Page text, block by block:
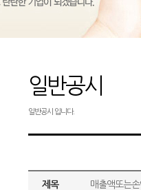
일반공시
일반공시 입니다.
제목 매출액또는